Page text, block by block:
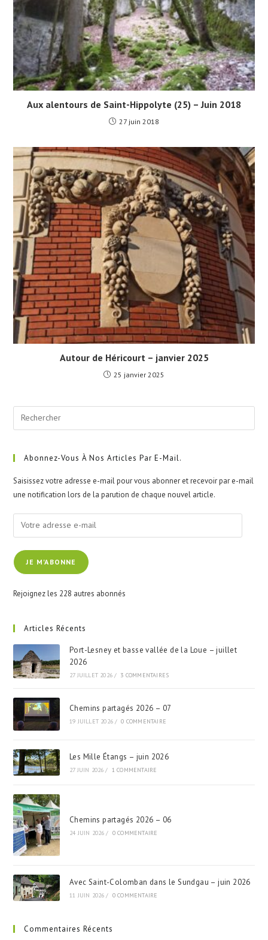
Aux alentours de Saint-Hippolyte (25) – Juin 2018
27 juin 2018
Autour de Héricourt – janvier 2025
25 janvier 2025
Abonnez-Vous À Nos Articles Par E-Mail.
Saisissez votre adresse e-mail pour vous abonner et recevoir par e-mail
une notification lors de la parution de chaque nouvel article.
Votre
adresse
e-
mailJE M'ABONNE
Rejoignez les 228 autres abonnés
Articles Récents
Port-Lesney et basse vallée de la Loue – juillet
2026
27 JUILLET 2026 / 3 COMMENTAIRES
Chemins partagés 2026 – 07
19 JUILLET 2026 / 0 COMMENTAIRE
Les Mille Étangs – juin 2026
27 JUIN 2026 / 1 COMMENTAIRE
Chemins partagés 2026 – 06
24 JUIN 2026 / 0 COMMENTAIRE
Avec Saint-Colomban dans le Sundgau – juin 2026
11 JUIN 2026 / 0 COMMENTAIRE
Commentaires Récents